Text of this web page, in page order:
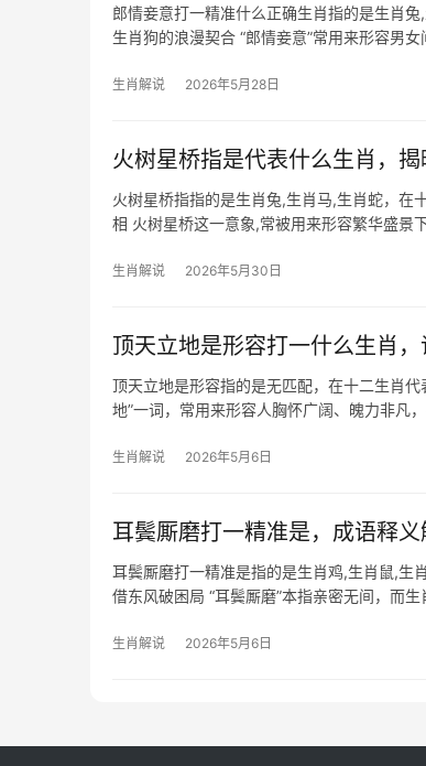
郎情妾意打一精准什么正确生肖指的是生肖
生肖狗的浪漫契合 “郎情妾意”常用来形容男
生肖解说 2026年5月28日
火树星桥指是代表什么生肖，
火树星桥指指的是生肖兔,生肖马,生肖蛇，在
相 火树星桥这一意象,常被用来形容繁华盛景
生肖解说 2026年5月30日
顶天立地是形容打一什么生肖
顶天立地是形容指的是无匹配，在十二生肖
地”一词，常用来形容人胸怀广阔、魄力非凡
生肖解说 2026年5月6日
耳鬓厮磨打一精准是，成语释义
耳鬓厮磨打一精准是指的是生肖鸡,生肖鼠,生
借东风破困局 “耳鬓厮磨”本指亲密无间，而
生肖解说 2026年5月6日